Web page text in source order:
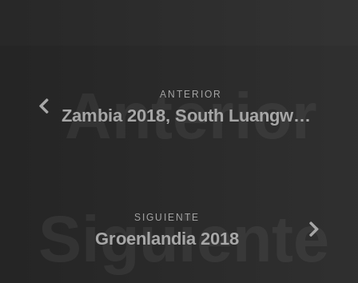
Anterior
ANTERIOR
Zambia 2018, South Luangwa N.P.
Siguiente
SIGUIENTE
Groenlandia 2018